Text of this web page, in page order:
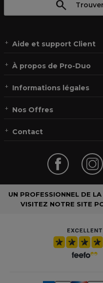
Aide et support Client
À propos de Pro-Duo
Informations légales
Nos Offres
Contact
UN PROFESSIONNEL DE
VISITEZ NOTRE SITE